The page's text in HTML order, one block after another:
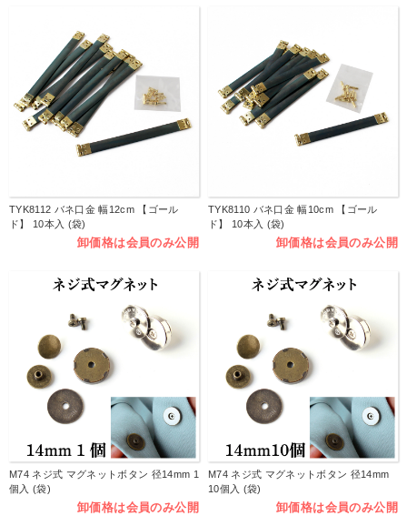
TYK8112 バネ口金 幅12cm 【ゴール
ド】 10本入 (袋)
卸価格は会員のみ公開
TYK8110 バネ口金 幅10cm 【ゴール
ド】 10本入 (袋)
卸価格は会員のみ公開
M74 ネジ式 マグネットボタン 径14mm 1
個入 (袋)
卸価格は会員のみ公開
M74 ネジ式 マグネットボタン 径14mm
10個入 (袋)
卸価格は会員のみ公開